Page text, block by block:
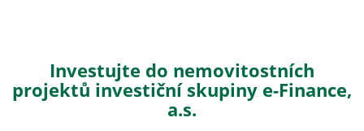
Investujte do nemovitostních
projektů investiční skupiny e-Finance,
a.s.